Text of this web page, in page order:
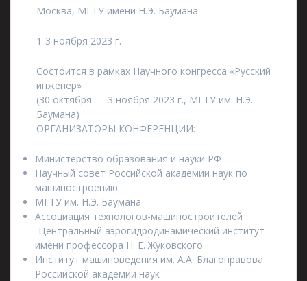
Москва, МГТУ имени Н.Э. Баумана
1-3 ноября 2023 г.
Состоится в рамках Научного конгресса «Русский
инженер»
(30 октября — 3 ноября 2023 г., МГТУ им. Н.Э.
Баумана)
ОРГАНИЗАТОРЫ КОНФЕРЕНЦИИ:
Министерство образования и науки РФ
Научный совет Российской академии наук по
машиностроению
МГТУ им. Н.Э. Баумана
Ассоциация технологов-машиностроителей
-Центральный аэрогидродинамический институт
имени профессора Н. Е. Жуковского
Институт машиноведения им. А.А. Благонравова
Российской академии наук